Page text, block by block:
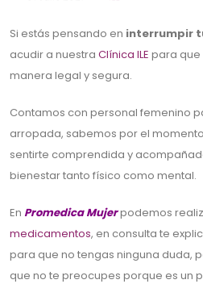
Si estás pensando en interrumpir
acudir a nuestra Clínica ILE para
manera legal y segura.
Contamos con personal femenino
arropada, sabemos por el
sentirte comprendida y
bienestar tanto físico como mental.
En Promedica Mujerpodemos
medicamentos, en consulta te
para que no tengas ninguna duda,
que no te preocupes porque es un